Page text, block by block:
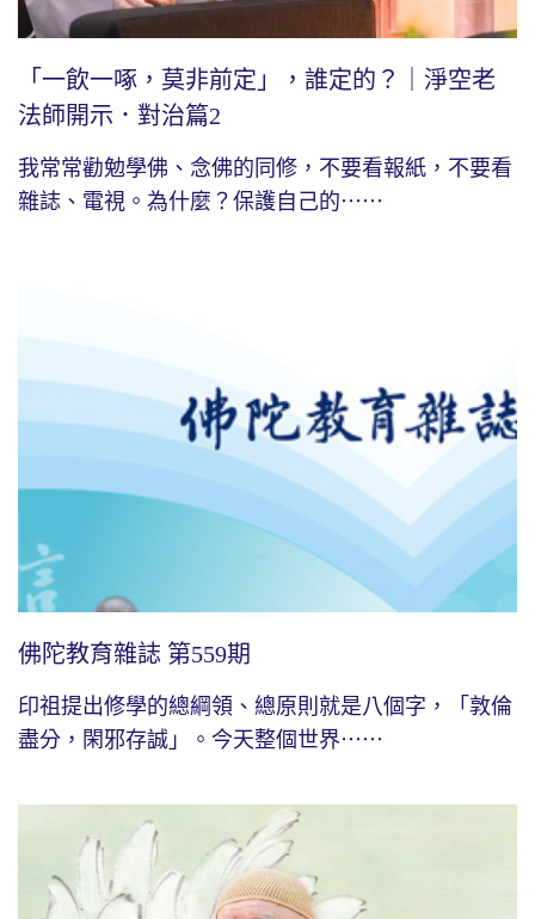
「一飲一啄，莫非前定」，誰定的？｜淨空老
法師開示．對治篇2
我常常勸勉學佛、念佛的同修，不要看報紙，不要看
雜誌、電視。為什麼？保護自己的⋯⋯
佛陀教育雜誌 第559期
印祖提出修學的總綱領、總原則就是八個字，「敦倫
盡分，閑邪存誠」。今天整個世界⋯⋯